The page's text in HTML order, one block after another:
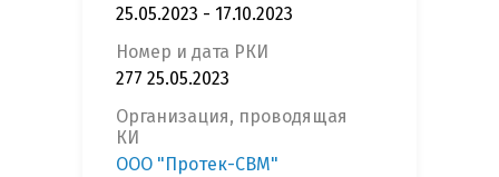
25.05.2023 - 17.10.2023
Номер и дата РКИ
277 25.05.2023
Организация, проводящая
КИ
ООО "Протек-СВМ"